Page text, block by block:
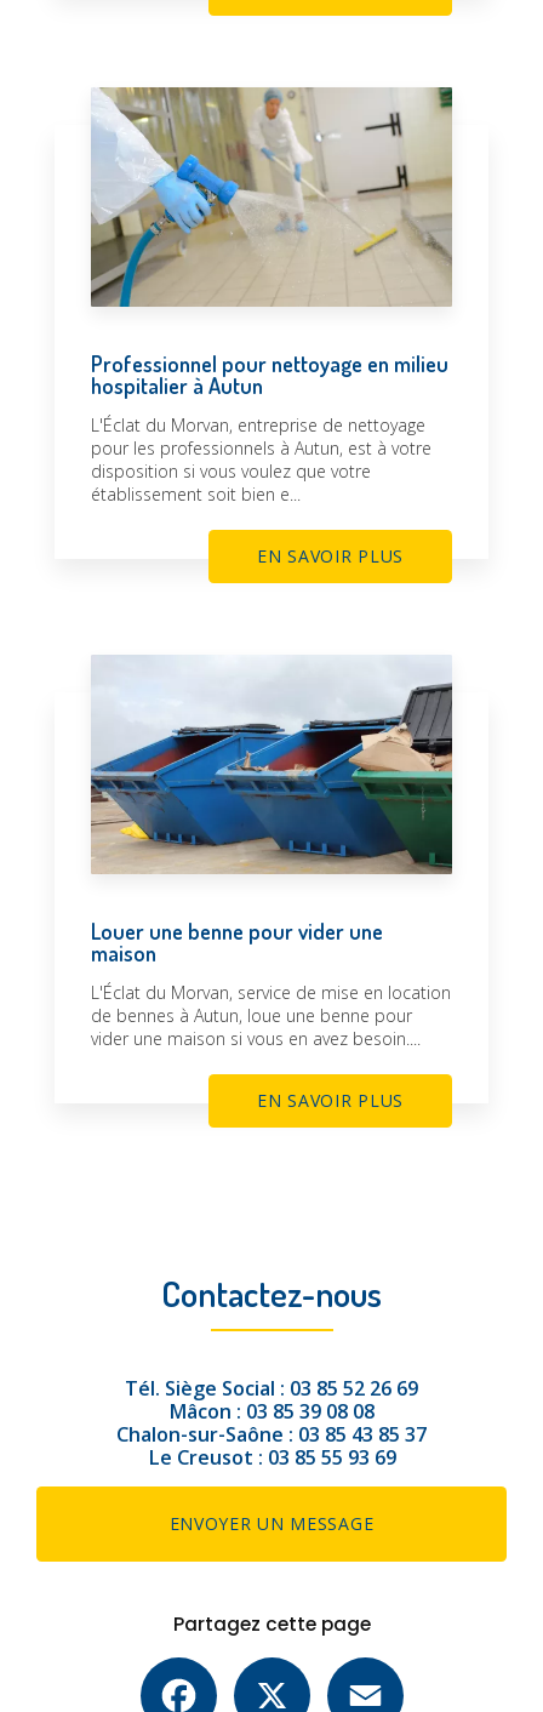
Professionnel pour nettoyage en milieu
hospitalier à Autun
L'Éclat du Morvan, entreprise de nettoyage
pour les professionnels à Autun, est à votre
disposition si vous voulez que votre
établissement soit bien e...
EN SAVOIR PLUS
Louer une benne pour vider une
maison
L'Éclat du Morvan, service de mise en location
de bennes à Autun, loue une benne pour
vider une maison si vous en avez besoin....
EN SAVOIR PLUS
Contactez-nous
Tél. Siège Social : 03 85 52 26 69
Mâcon : 03 85 39 08 08
Chalon-sur-Saône : 03 85 43 85 37
Le Creusot : 03 85 55 93 69
ENVOYER UN MESSAGE
Partagez cette page
Facebook